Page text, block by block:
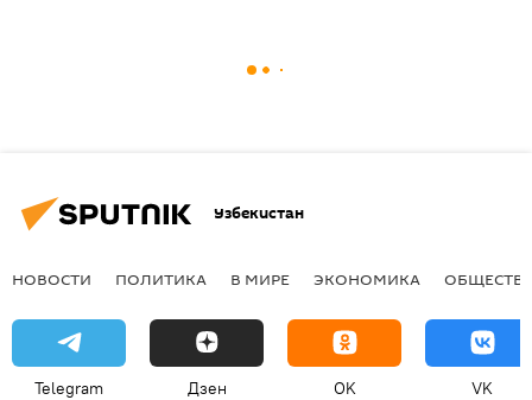
Узбекистан
НОВОСТИ ПОЛИТИКА В МИРЕ ЭКОНОМИКА
Telegram Дзен OK VK